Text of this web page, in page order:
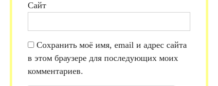
Сайт
Сохранить моё имя, email и адрес сайта
в этом браузере для последующих моих
комментариев.